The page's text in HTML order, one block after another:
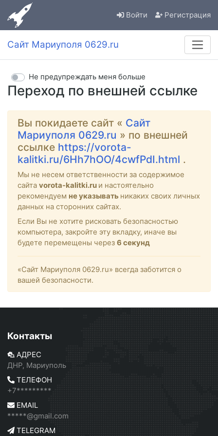
Войти Регистрация
Сайт Мариуполя 0629.ru
Переход по внешней ссылке
Не предупреждать меня больше
Вы покидаете сайт « Сайт
Мариуполя 0629.ru » по внешней
ссылке https://vorota-
kalitki.ru/6Hh7hOO/4cwfPdI.html .
Мы не несем ответственности за содержимое
сайта vorota-kalitki.ru и настоятельно
рекомендуем не указывать никаких своих личных
данных на сторонних сайтах.
Если Вы не хотите рисковать безопасностью
компьютера, закройте эту вкладку, иначе вы
будете перемещены через 6 секунд
«Сайт Мариуполя 0629.ru» всегда заботится о
вашей безопасности.
Контакты
АДРЕС
ДНР, Мариуполь
ТЕЛЕФОН
+7*********
EMAIL
*****@gmail.com
TELEGRAM